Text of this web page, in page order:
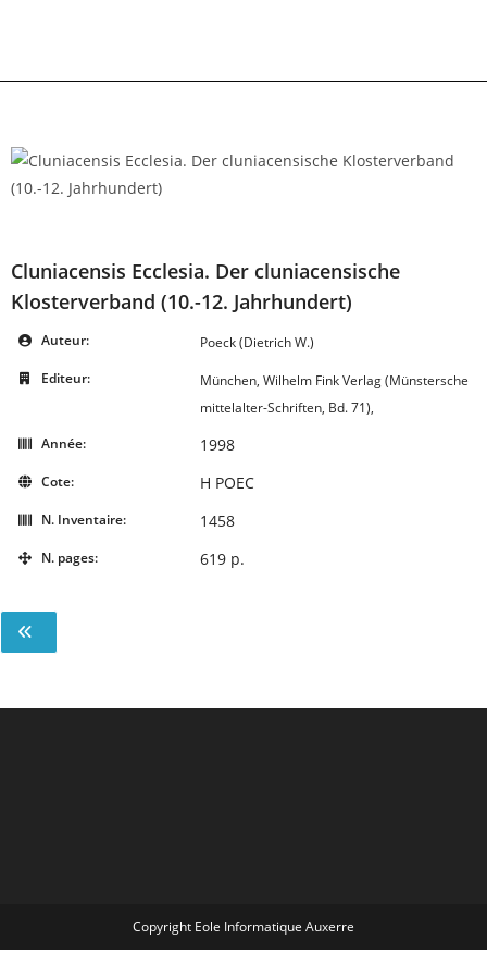
Cluniacensis Ecclesia. Der cluniacensische
Klosterverband (10.-12. Jahrhundert)
Auteur:
Poeck (Dietrich W.)
Editeur:
München, Wilhelm Fink Verlag (Münstersche
mittelalter-Schriften, Bd. 71),
Année:
1998
Cote: H POEC
N. Inventaire: 1458
N. pages: 619 p.
Copyright Eole Informatique Auxerre